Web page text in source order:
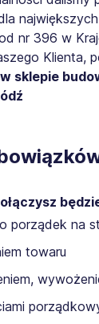
nr 396 w
Klienta,
sklepie
porządek na
towaru